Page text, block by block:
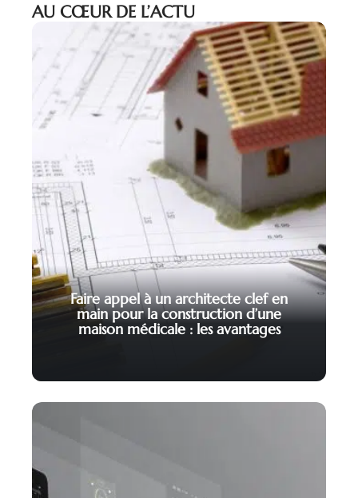
AU CŒUR DE L’ACTU
Faire appel à un architecte clef en
main pour la construction d’une
maison médicale : les avantages